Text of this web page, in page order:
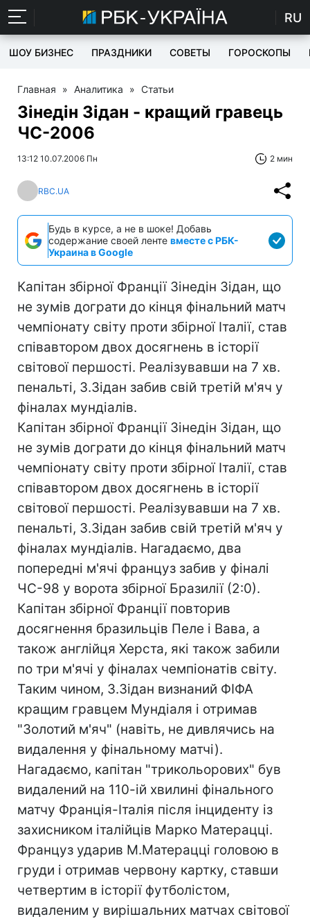
RU
ШОУ БИЗНЕС ПРАЗДНИКИ СОВЕТЫ ГОРОСКОПЫ
Главная » Аналитика » Статьи
Зінедін Зідан - кращий гравець
ЧС-2006
13:12 10.07.2006 Пн 2 мин
RBC.UA
Будь в курсе, а не в шоке! Добавь
содержание своей ленте вместе с РБК-
Украина в Google
Капітан збірної Франції Зінедін Зідан, що
не зумів дограти до кінця фінальний матч
чемпіонату світу проти збірної Італії, став
співавтором двох досягнень в історії
світової першості. Реалізувавши на 7 хв.
пенальті, З.Зідан забив свій третій м'яч у
фіналах мундіалів.
Капітан збірної Франції Зінедін Зідан, що
не зумів дограти до кінця фінальний матч
чемпіонату світу проти збірної Італії, став
співавтором двох досягнень в історії
світової першості. Реалізувавши на 7 хв.
пенальті, З.Зідан забив свій третій м'яч у
фіналах мундіалів. Нагадаємо, два
попередні м'ячі француз забив у фіналі
ЧС-98 у ворота збірної Бразилії (2:0).
Капітан збірної Франції повторив
досягнення бразильців Пеле і Вава, а
також англійця Херста, які також забили
по три м'ячі у фіналах чемпіонатів світу.
Таким чином, З.Зідан визнаний ФІФА
кращим гравцем Мундіаля і отримав
"Золотий м'яч" (навіть, не дивлячись на
видалення у фінальному матчі).
Нагадаємо, капітан "трикольорових" був
видалений на 110-ій хвилині фінального
матчу Франція-Італія після інциденту із
захисником італійців Марко Матерацці.
Француз ударив М.Матерацці головою в
груди і отримав червону картку, ставши
четвертим в історії футболістом,
видаленим у вирішальних матчах світової